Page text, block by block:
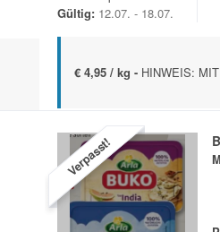
Gültig: 12.07. - 18.07.
€ 4,95 / kg - HINWEIS:
Verpasst!